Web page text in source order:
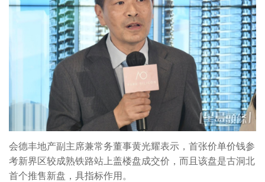
会德丰地产副主席兼常务董事黄光耀表示，首张价单价钱参
考新界区较成熟铁路站上盖楼盘成交价，而且该盘是古洞北
首个推售新盘，具指标作用。